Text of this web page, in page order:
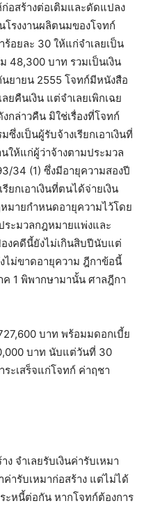
ก่อสร้างต่อเติมและดัดแปลง
โรงงานผลิตนมของโจทก์
อยละ 30 ให้แก่จำเลยเป็น
48,300 บาท รวมเป็นเงิน
ยายน 2555 โจทก์มีหนังสือ
ยคืนเงิน แต่จำเลยเพิกเฉย
กล่าวคืน มิใช่เรื่องที่โจทก์
งเป็นผู้รับจ้างเรียกเอาเงินที่
ให้แก่ผู้ว่าจ้างตามประมวล
34 (1) ซึ่งมีอายุความสองปี
ยกเอาเงินที่ตนได้จ่ายเงิน
มายกำหนดอายุความไว้โดย
ระมวลกฎหมายแพ่งและ
งคดีนี้ยังไม่เกินสิบปีนับแต่
ม่ขาดอายุความ ฎีกาข้อนี้
1 พิพากษามานั้น ศาลฎีกา
บาท พร้อมมดอกเบี้ย
บาท นับแต่วันที่ 30
ะเสร็จแก่โจทก์ ค่าฤชา
จำเลยรับเงินค่ารับเหมา
ค่ารับเหมาก่อสร้าง แต่ไม่ได้
ะหนี้ต่อกัน หากโจทก์ต้องการ